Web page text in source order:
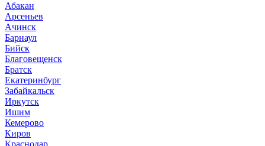
Абакан
Арсеньев
Ачинск
Барнаул
Бийск
Благовещенск
Братск
Екатеринбург
Забайкальск
Иркутск
Ишим
Кемерово
Киров